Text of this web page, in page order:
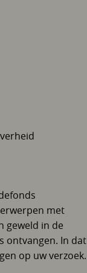
met
geweld in de
ontvangen. In dat
op uw verzoek.